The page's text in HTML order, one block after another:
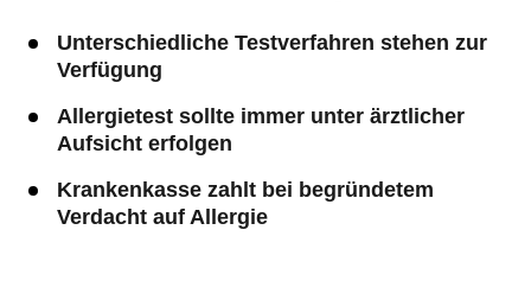
Unterschiedliche Testverfahren stehen zur
Verfügung
Allergietest sollte immer unter ärztlicher
Aufsicht erfolgen
Krankenkasse zahlt bei begründetem
Verdacht auf Allergie